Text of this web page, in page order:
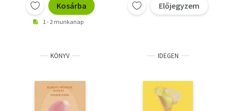
Kosárba
1 - 2 munkanap
Előjegyzem
KÖNYV IDEGEN